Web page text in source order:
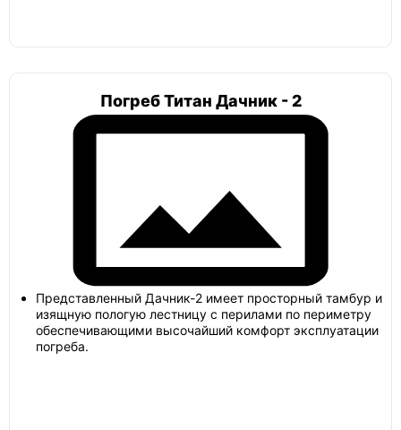
Погреб Титан Дачник - 2
Представленный Дачник-2 имеет просторный тамбур и
изящную пологую лестницу с перилами по периметру
обеспечивающими высочайший комфорт эксплуатации
погреба.